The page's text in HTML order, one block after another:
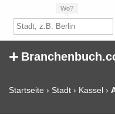
Wo?
+
Startseite › Stadt › Kassel ›